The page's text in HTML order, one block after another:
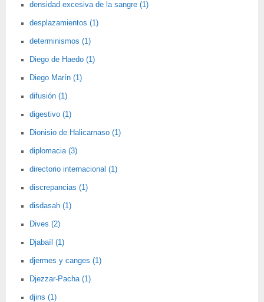
densidad excesiva de la sangre (1)
desplazamientos (1)
determinismos (1)
Diego de Haedo (1)
Diego Marín (1)
difusión (1)
digestivo (1)
Dionisio de Halicarnaso (1)
diplomacia (3)
directorio internacional (1)
discrepancias (1)
disdasah (1)
Dives (2)
Djabaïl (1)
djermes y canges (1)
Djezzar-Pacha (1)
djins (1)